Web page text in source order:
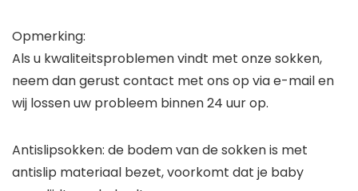
Opmerking:
Als u kwaliteitsproblemen vindt met onze sokken,
neem dan gerust contact met ons op via e-mail en
wij lossen uw probleem binnen 24 uur op.
Antislipsokken: de bodem van de sokken is met
antislip materiaal bezet, voorkomt dat je baby